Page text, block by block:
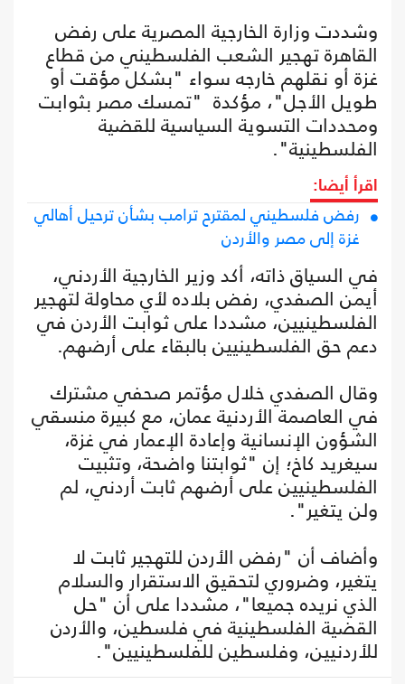
وشددت وزارة الخارجية المصرية على رفض
القاهرة تهجير الشعب الفلسطيني من قطاع
غزة أو نقلهم خارجه سواء "بشكل مؤقت أو
طويل الأجل"، مؤكدة "تمسك مصر بثوابت
ومحددات التسوية السياسية للقضية
الفلسطينية".
اقرأ أيضا:
رفض فلسطيني لمقترح ترامب بشأن ترحيل أهالي
غزة إلى مصر والأردن
في السياق ذاته، أكد وزير الخارجية الأردني،
أيمن الصفدي، رفض بلاده لأي محاولة لتهجير
الفلسطينيين، مشددا على ثوابت الأردن في
دعم حق الفلسطينيين بالبقاء على أرضهم.
وقال الصفدي خلال مؤتمر صحفي مشترك
في العاصمة الأردنية عمان، مع كبيرة منسقي
الشؤون الإنسانية وإعادة الإعمار في غزة،
سيغريد كاخ؛ إن "ثوابتنا واضحة، وتثبيت
الفلسطينيين على أرضهم ثابت أردني، لم
ولن يتغير".
وأضاف أن "رفض الأردن للتهجير ثابت لا
يتغير، وضروري لتحقيق الاستقرار والسلام
الذي نريده جميعا"، مشددا على أن "حل
القضية الفلسطينية في فلسطين، والأردن
للأردنيين، وفلسطين للفلسطينيين".